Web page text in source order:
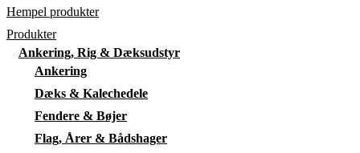
Hempel produkter
Produkter
Ankering, Rig & Dæksudstyr
Ankering
Dæks & Kalechedele
Fendere & Bøjer
Flag, Årer & Bådshager